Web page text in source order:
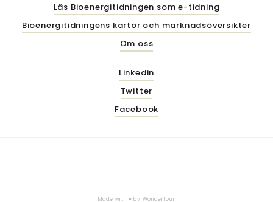
Läs Bioenergitidningen som e-tidning
Bioenergitidningens kartor och marknadsöversikter
Om oss
Linkedin
Twitter
Facebook
Made with ♥ by Wonderfour